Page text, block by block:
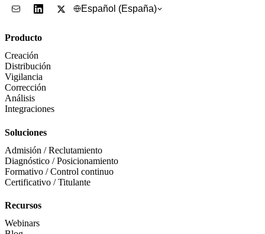
Español (España)
Producto
Creación
Distribución
Vigilancia
Corrección
Análisis
Integraciones
Soluciones
Admisión / Reclutamiento
Diagnóstico / Posicionamiento
Formativo / Control continuo
Certificativo / Titulante
Recursos
Webinars